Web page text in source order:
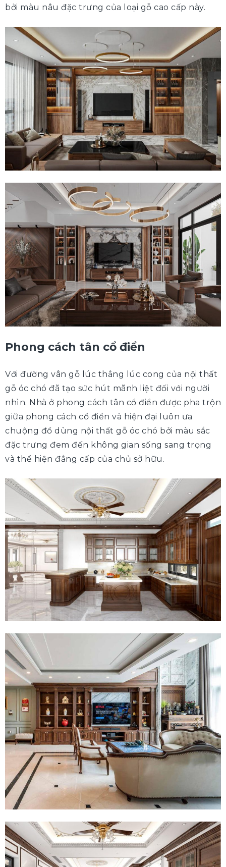
bởi màu nâu đặc trưng của loại gỗ cao cấp này.
Phong cách tân cổ điển
Với đường vân gỗ lúc thẳng lúc cong của nội thất
gỗ óc chó đã tạo sức hút mãnh liệt đối với người
nhìn. Nhà ở phong cách tân cổ điển được pha trộn
giữa phong cách cổ điển và hiện đại luôn ưa
chuộng đồ dùng nội thất gỗ óc chó bởi màu sắc
đặc trưng đem đến không gian sống sang trọng
và thể hiện đẳng cấp của chủ sở hữu.